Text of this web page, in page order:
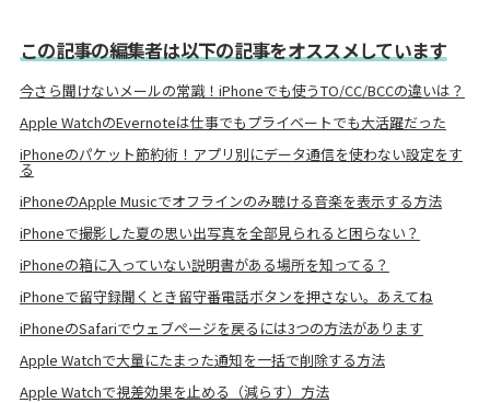
この記事の編集者は以下の記事をオススメしています
今さら聞けないメールの常識！iPhoneでも使うTO/CC/BCCの違いは？
Apple WatchのEvernoteは仕事でもプライベートでも大活躍だった
iPhoneのパケット節約術！アプリ別にデータ通信を使わない設定をす
る
iPhoneのApple Musicでオフラインのみ聴ける音楽を表示する方法
iPhoneで撮影した夏の思い出写真を全部見られると困らない？
iPhoneの箱に入っていない説明書がある場所を知ってる？
iPhoneで留守録聞くとき留守番電話ボタンを押さない。あえてね
iPhoneのSafariでウェブページを戻るには3つの方法があります
Apple Watchで大量にたまった通知を一括で削除する方法
Apple Watchで視差効果を止める（減らす）方法